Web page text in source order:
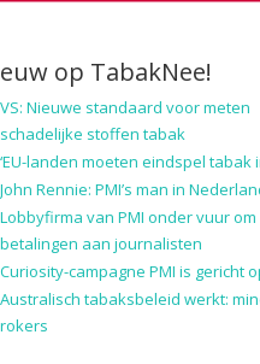
op TabakNee!
VS: Nieuwe standaard voor meten
schadelijke stoffen tabak
‘EU-landen moeten eindspel tabak
John Rennie: PMI’s man in
Lobbyfirma van PMI onder vuur om
betalingen aan journalisten
Curiosity-campagne PMI is gericht
Australisch tabaksbeleid werkt:
rokers